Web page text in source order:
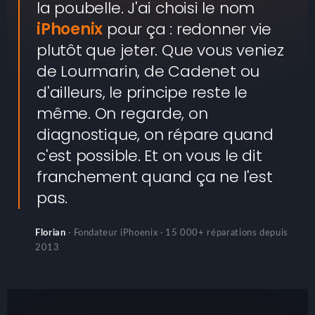
la poubelle. J'ai choisi le nom
iPhoenix pour ça : redonner vie
plutôt que jeter. Que vous veniez
de Lourmarin, de Cadenet ou
d'ailleurs, le principe reste le
même. On regarde, on
diagnostique, on répare quand
c'est possible. Et on vous le dit
franchement quand ça ne l'est
pas.
Florian · Fondateur iPhoenix · 15 000+ réparations depuis
2013